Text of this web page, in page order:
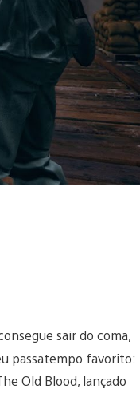
sair do coma,
passatempo favorito:
Old Blood, lançado